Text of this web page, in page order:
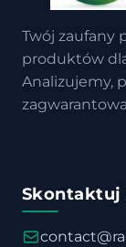
Twój zaufany
produktów
Analizujemy,
Skontaktuj